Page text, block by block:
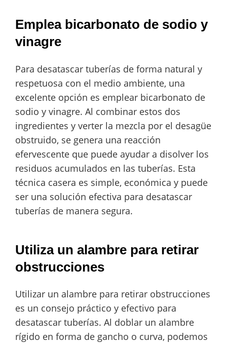
Emplea bicarbonato de sodio y
vinagre
Para desatascar tuberías de forma natural y
respetuosa con el medio ambiente, una
excelente opción es emplear bicarbonato de
sodio y vinagre. Al combinar estos dos
ingredientes y verter la mezcla por el desagüe
obstruido, se genera una reacción
efervescente que puede ayudar a disolver los
residuos acumulados en las tuberías. Esta
técnica casera es simple, económica y puede
ser una solución efectiva para desatascar
tuberías de manera segura.
Utiliza un alambre para retirar
obstrucciones
Utilizar un alambre para retirar obstrucciones
es un consejo práctico y efectivo para
desatascar tuberías. Al doblar un alambre
rígido en forma de gancho o curva, podemos